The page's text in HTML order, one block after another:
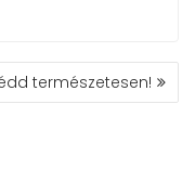
természetesen!